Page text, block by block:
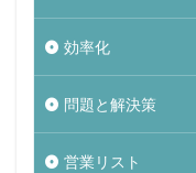
効率化
問題と解決策
営業リスト